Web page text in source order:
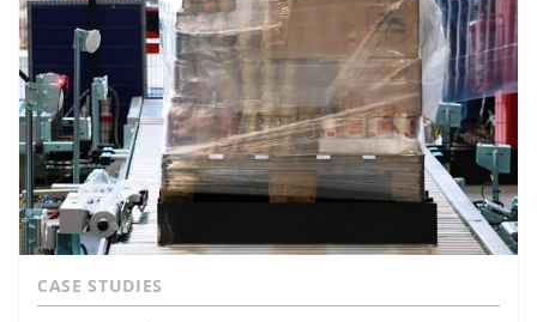
CASE STUDIES